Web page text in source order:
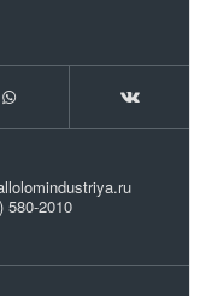
580-2010